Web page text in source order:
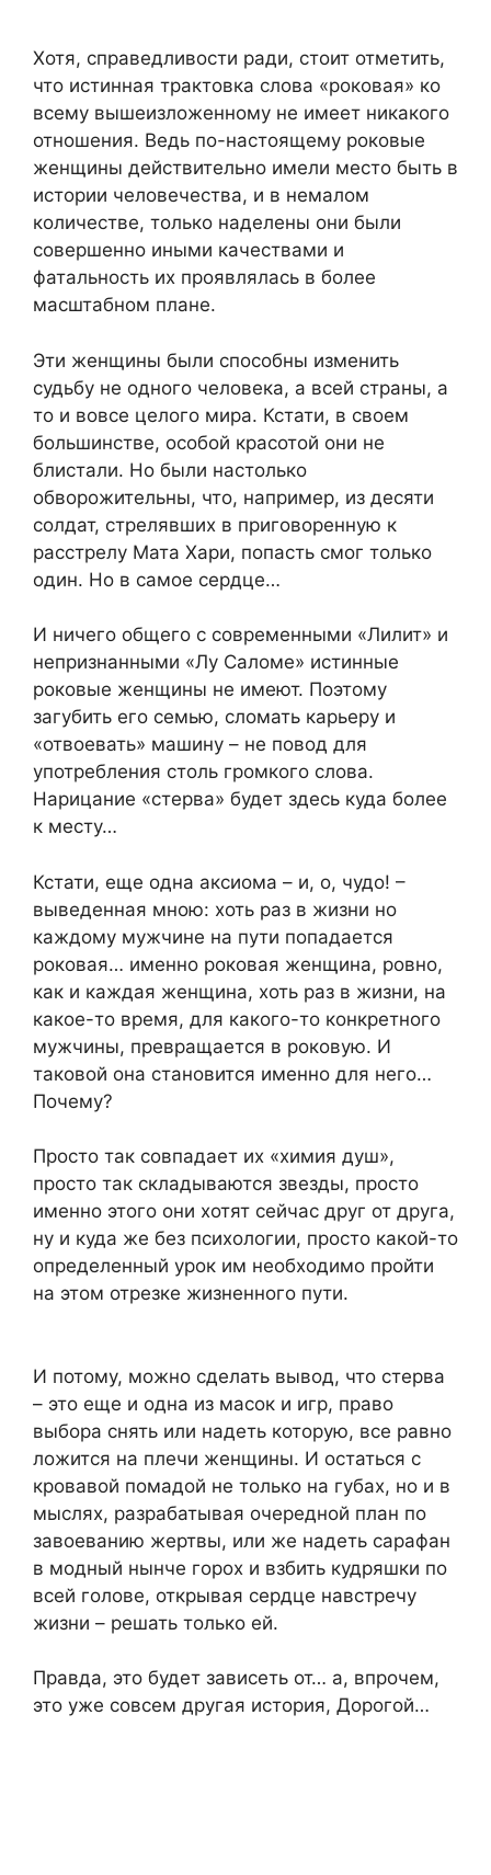
Хотя, справедливости ради, стоит отметить,
что истинная трактовка слова «роковая» ко
всему вышеизложенному не имеет никакого
отношения. Ведь по-настоящему роковые
женщины действительно имели место быть в
истории человечества, и в немалом
количестве, только наделены они были
совершенно иными качествами и
фатальность их проявлялась в более
масштабном плане.
Эти женщины были способны изменить
судьбу не одного человека, а всей страны, а
то и вовсе целого мира. Кстати, в своем
большинстве, особой красотой они не
блистали. Но были настолько
обворожительны, что, например, из десяти
солдат, стрелявших в приговоренную к
расстрелу Мата Хари, попасть смог только
один. Но в самое сердце…
И ничего общего с современными «Лилит» и
непризнанными «Лу Саломе» истинные
роковые женщины не имеют. Поэтому
загубить его семью, сломать карьеру и
«отвоевать» машину – не повод для
употребления столь громкого слова.
Нарицание «стерва» будет здесь куда более
к месту…
Кстати, еще одна аксиома – и, о, чудо! –
выведенная мною: хоть раз в жизни но
каждому мужчине на пути попадается
роковая… именно роковая женщина, ровно,
как и каждая женщина, хоть раз в жизни, на
какое-то время, для какого-то конкретного
мужчины, превращается в роковую. И
таковой она становится именно для него…
Почему?
Просто так совпадает их «химия душ»,
просто так складываются звезды, просто
именно этого они хотят сейчас друг от друга,
ну и куда же без психологии, просто какой-то
определенный урок им необходимо пройти
на этом отрезке жизненного пути.
И потому, можно сделать вывод, что стерва
– это еще и одна из масок и игр, право
выбора снять или надеть которую, все равно
ложится на плечи женщины. И остаться с
кровавой помадой не только на губах, но и в
мыслях, разрабатывая очередной план по
завоеванию жертвы, или же надеть сарафан
в модный нынче горох и взбить кудряшки по
всей голове, открывая сердце навстречу
жизни – решать только ей.
Правда, это будет зависеть от… а, впрочем,
это уже совсем другая история, Дорогой…